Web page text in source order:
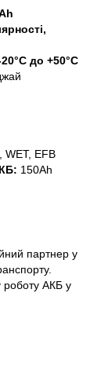
до +50°C
WET, EFB
150Ah
партнер у
роботу АКБ у